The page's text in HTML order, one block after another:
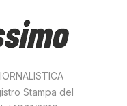
Stampa del